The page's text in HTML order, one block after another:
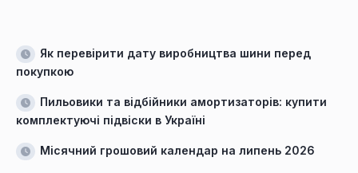
Як перевірити дату виробництва шини перед
покупкою
Пильовики та відбійники амортизаторів: купити
комплектуючі підвіски в Україні
Місячний грошовий календар на липень 2026